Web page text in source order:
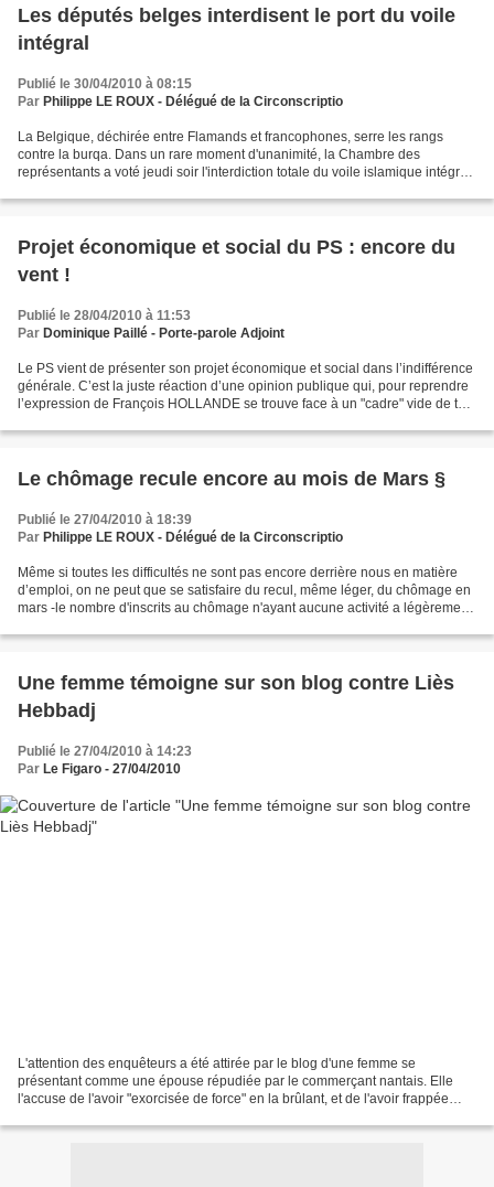
Les députés belges interdisent le port du voile
intégral
Publié le 30/04/2010 à 08:15
Par Philippe LE ROUX - Délégué de la Circonscriptio
La Belgique, déchirée entre Flamands et francophones, serre les rangs
contre la burqa. Dans un rare moment d'unanimité, la Chambre des
représentants a voté jeudi soir l'interdiction totale du voile islamique intégral
Projet économique et social du PS : encore du
vent !
Publié le 28/04/2010 à 11:53
Par Dominique Paillé - Porte-parole Adjoint
Le PS vient de présenter son projet économique et social dans l’indifférence
générale. C’est la juste réaction d’une opinion publique qui, pour reprendre
l’expression de François HOLLANDE se trouve face à un "cadre" vide de tout
Le chômage recule encore au mois de Mars §
Publié le 27/04/2010 à 18:39
Par Philippe LE ROUX - Délégué de la Circonscriptio
Même si toutes les difficultés ne sont pas encore derrière nous en matière
d’emploi, on ne peut que se satisfaire du recul, même léger, du chômage en
mars -le nombre d'inscrits au chômage n'ayant aucune activité a légèrement
Une femme témoigne sur son blog contre Liès
Hebbadj
Publié le 27/04/2010 à 14:23
Par Le Figaro - 27/04/2010
L'attention des enquêteurs a été attirée par le blog d'une femme se
présentant comme une épouse répudiée par le commerçant nantais. Elle
l'accuse de l'avoir "exorcisée de force" en la brûlant, et de l'avoir frappée